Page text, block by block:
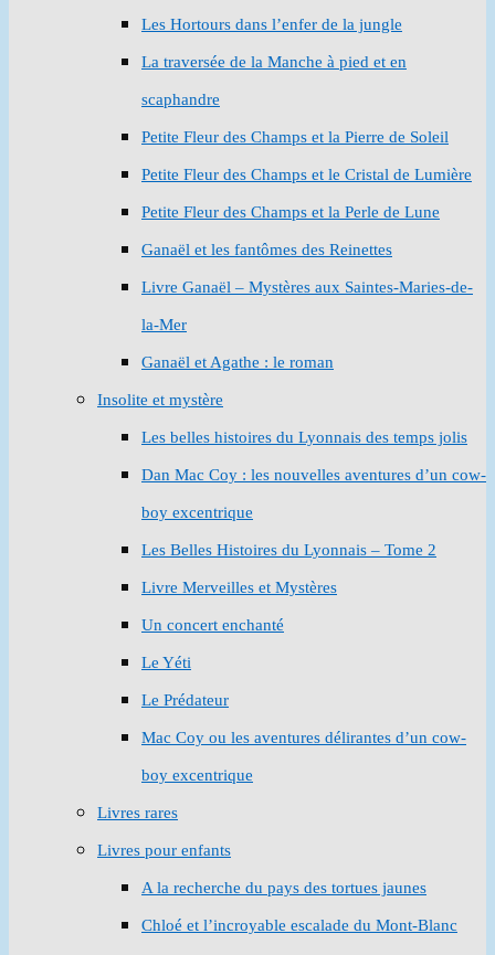
Les Hortours dans l’enfer de la jungle
La traversée de la Manche à pied et en
scaphandre
Petite Fleur des Champs et la Pierre de Soleil
Petite Fleur des Champs et le Cristal de Lumière
Petite Fleur des Champs et la Perle de Lune
Ganaël et les fantômes des Reinettes
Livre Ganaël – Mystères aux Saintes-Maries-de-
la-Mer
Ganaël et Agathe : le roman
Insolite et mystère
Les belles histoires du Lyonnais des temps jolis
Dan Mac Coy : les nouvelles aventures d’un cow-
boy excentrique
Les Belles Histoires du Lyonnais – Tome 2
Livre Merveilles et Mystères
Un concert enchanté
Le Yéti
Le Prédateur
Mac Coy ou les aventures délirantes d’un cow-
boy excentrique
Livres rares
Livres pour enfants
A la recherche du pays des tortues jaunes
Chloé et l’incroyable escalade du Mont-Blanc